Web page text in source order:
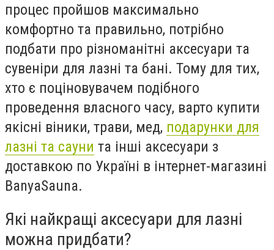
процес пройшов максимально
комфортно та правильно, потрібно
подбати про різноманітні аксесуари та
сувеніри для лазні та бані. Тому для тих,
хто є поціновувачем подібного
проведення власного часу, варто купити
якісні віники, трави, мед, подарунки для
лазні та сауни та інші аксесуари з
доставкою по Україні в інтернет-магазині
BanyaSauna.
Які найкращі аксесуари для лазні
можна придбати?